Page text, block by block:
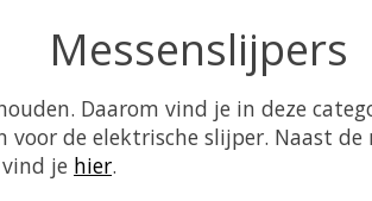
Messenslijpers
Daarom vind je in deze
de elektrische slijper. Naast
je hier.